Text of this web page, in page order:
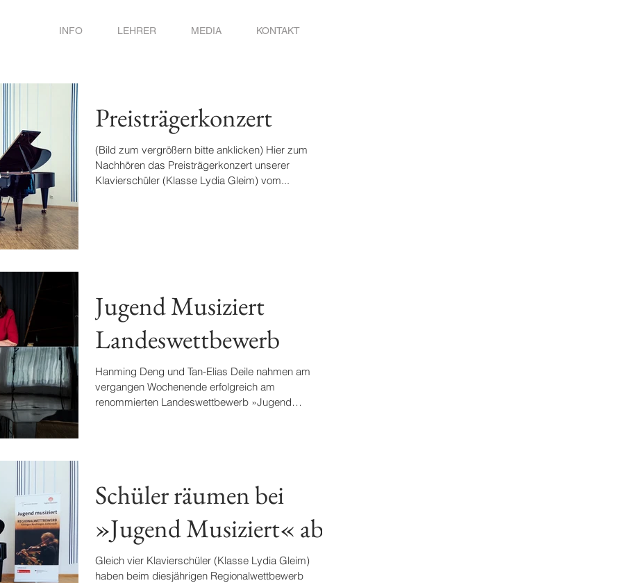
INFO LEHRER MEDIA KONTAKT
Preisträgerkonzert
(Bild zum vergrößern bitte anklicken) Hier zum
Nachhören das Preisträgerkonzert unserer
Klavierschüler (Klasse Lydia Gleim) vom...
Jugend Musiziert
Landeswettbewerb
Hanming Deng und Tan-Elias Deile nahmen am
vergangen Wochenende erfolgreich am
renommierten Landeswettbewerb »Jugend
Schüler räumen bei
»Jugend Musiziert« ab!
Gleich vier Klavierschüler (Klasse Lydia Gleim)
haben beim diesjährigen Regionalwettbewerb